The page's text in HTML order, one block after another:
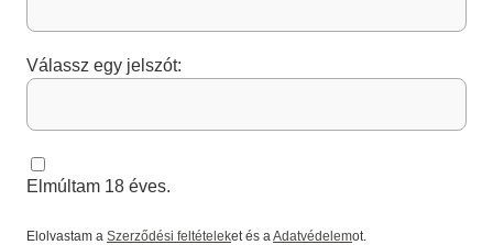
Válassz egy jelszót:
Elmúltam 18 éves.
Elolvastam a Szerződési feltételeket és aAdatvédelemot.